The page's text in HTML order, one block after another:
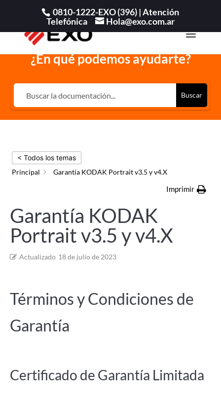
0810-1222-EXO (396) |Atención
Telefónica
Hola@exo.com.ar
¿En qué podemos ayudarte?
Buscar
< Todos los temas
Principal
Garantía KODAK Portrait v3.5 y v4.X
Imprimir
Garantía KODAK
Portrait v3.5 y v4.X
Actualizado 18 de julio de 2023
Términos y Condiciones de
Garantía
Certificado de Garantía Limitada